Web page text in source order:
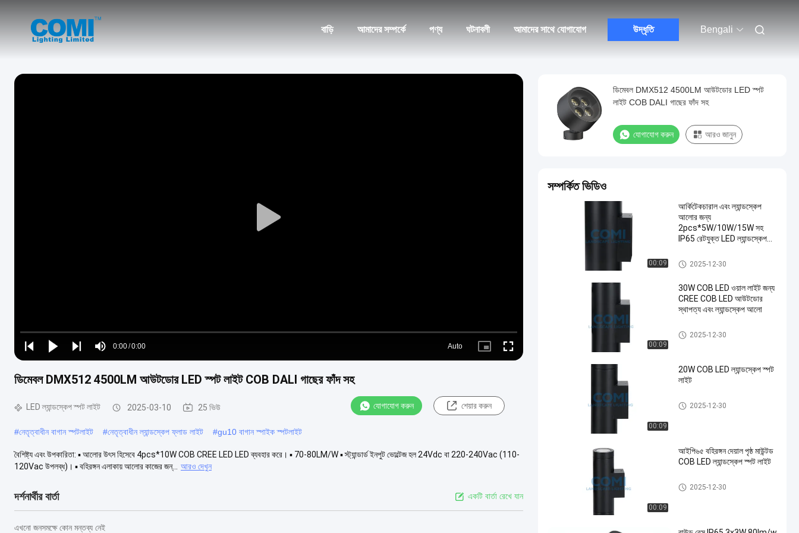
বাড়ি আমাদের সম্পর্কে পণ্য ঘটনাবলী আমাদের সাথে যোগাযোগ উদ্ধৃতি Bengali
Play
Play
Play
Play
Mute
Time
0:00/0:00
Loaded:
0%
Auto
Picture- Fullscreen
ডিমেবল DMX512 4500LM আউটডোর LED স্পট লাইট COB DALI গাছের ফাঁদ সহ
LED ল্যান্ডস্কেপ স্পট লাইট 2025-03-10 25 ভিউ যোগাযোগ করুন শেয়ার করুন
#নেতৃত্বাধীন বাগান স্পটলাইট #নেতৃত্বাধীন ল্যান্ডস্কেপ ফ্লাড লাইট #gu10 বাগান স্পাইক স্পটলাইট
বৈশিষ্ট্য এবং উপকারিতা: ▪ আলোর উৎস হিসেবে 4pcs*10W COB CREE LED LED ব্যবহার করে। ▪ 70-80LM/W ▪ স্ট্যান্ডার্ড ইনপুট ভোল্টেজ হল 24Vdc বা 220-240Vac (110-
120Vac উপলব্ধ)। ▪ বহিরঙ্গন এলাকায় আলোর কাজের জন্...
আরও দেখুন
দর্শনার্থীর বার্তা একটি বার্তা রেখে যান
এখনো জনসমক্ষে কোন মন্তব্য নেই
ডিমেবল DMX512 4500LM আউটডোর LED স্পট
লাইট COB DALI গাছের ফাঁদ সহ
যোগাযোগ করুন আরও জানুন
সম্পর্কিত ভিডিও
00:09
আর্কিটেকচারাল এবং ল্যান্ডস্কেপ
আলোর জন্য
2pcs*5W/10W/15W সহ
IP65 রেটযুক্ত LED ল্যান্ডস্কেপ
LED ল্যান্ডস্কেপ স্পট লাইট
2025-12-30
00:09
30W COB LED ওয়াল লাইট জন্য
CREE COB LED আউটডোর
স্থাপত্য এবং ল্যান্ডস্কেপ আলো
LED ল্যান্ডস্কেপ স্পট লাইট
2025-12-30
00:09
20W COB LED ল্যান্ডস্কেপ স্পট
লাইট
LED ল্যান্ডস্কেপ স্পট লাইট
2025-12-30
00:09
আইপি৬৫ বহিরঙ্গন দেয়াল পৃষ্ঠ মাউন্টড
COB LED ল্যান্ডস্কেপ স্পট লাইট
LED ল্যান্ডস্কেপ স্পট লাইট
2025-12-30